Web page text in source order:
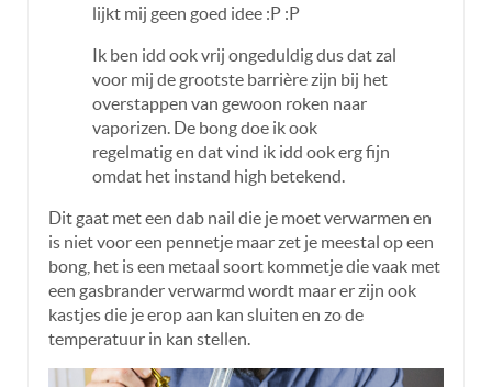
lijkt mij geen goed idee :P :P
Ik ben idd ook vrij ongeduldig dus dat zal
voor mij de grootste barrière zijn bij het
overstappen van gewoon roken naar
vaporizen. De bong doe ik ook
regelmatig en dat vind ik idd ook erg fijn
omdat het instand high betekend.
Dit gaat met een dab nail die je moet verwarmen en
is niet voor een pennetje maar zet je meestal op een
bong, het is een metaal soort kommetje die vaak met
een gasbrander verwarmd wordt maar er zijn ook
kastjes die je erop aan kan sluiten en zo de
temperatuur in kan stellen.